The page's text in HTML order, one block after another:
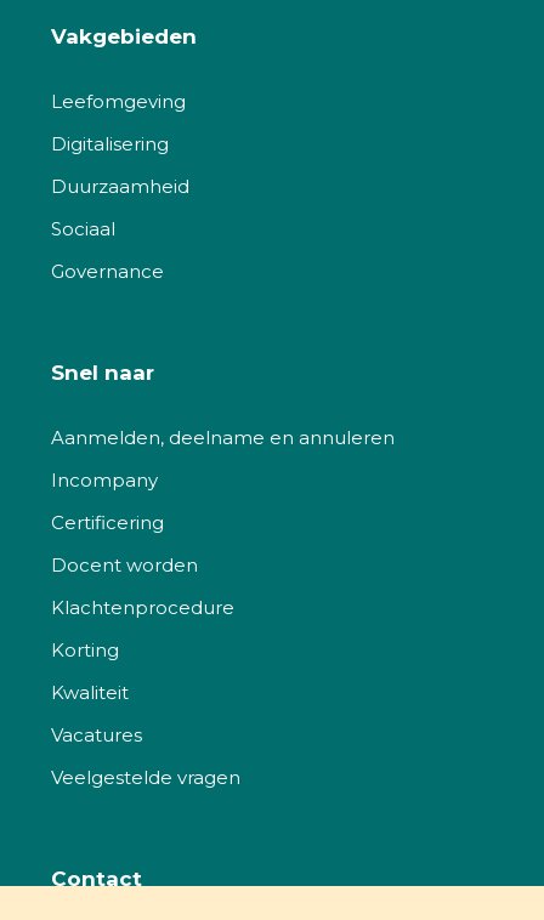
Vakgebieden
Leefomgeving
Digitalisering
Duurzaamheid
Sociaal
Governance
Snel naar
Aanmelden, deelname en annuleren
Incompany
Certificering
Docent worden
Klachtenprocedure
Korting
Kwaliteit
Vacatures
Veelgestelde vragen
Contact